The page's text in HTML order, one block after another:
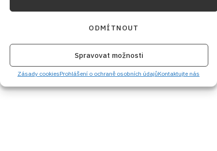
ODMÍTNOUT
Spravovat možnosti
Zásady cookiesProhlášení o ochraně osobních údajůKontaktujte nás